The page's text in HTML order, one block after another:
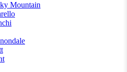
Mountain